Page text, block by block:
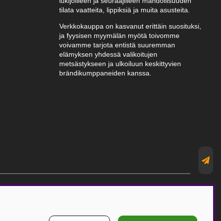
tilata vaatteita, lippiksiä ja muita asusteita.
Verkkokauppa on kasvanut erittäin suosituksi,
ja fyysisen myymälän myötä toivomme
voivamme tarjota entistä suuremman
elämyksen yhdessä valikoitujen
metsästykseen ja ulkoiluun keskittyvien
brändikumppaneiden kanssa.